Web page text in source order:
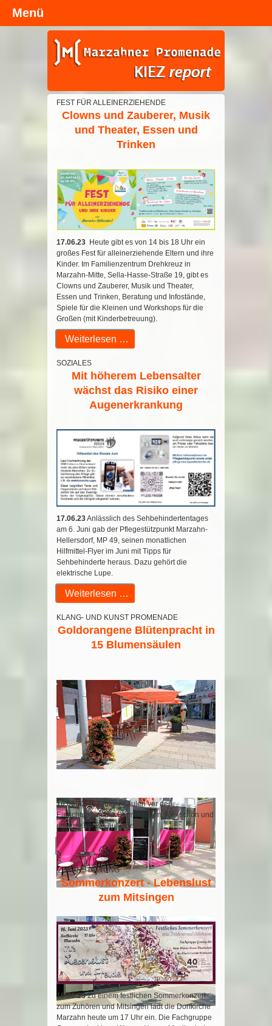
Kopfzeile
FEST FÜR ALLEINERZIEHENDE
Clowns und Zauberer, Musik
und Theater, Essen und
Trinken
17.06.23 Heute gibt es von 14 bis 18 Uhr ein
großes Fest für alleinerziehende Eltern und ihre
Kinder. Im Familienzentrum Drehkreuz in
Marzahn-Mitte, Sella-Hasse-Straße 19, gibt es
Clowns und Zauberer, Musik und Theater,
Essen und Trinken, Beratung und Infostände,
Spiele für die Kleinen und Workshops für die
Großen (mit Kinderbetreuung).
Weiterlesen …
SOZIALES
Mit höherem Lebensalter
wächst das Risiko einer
Augenerkrankung
17.06.23Anlässlich des Sehbehindertentages
am 6. Juni gab der Pflegestützpunkt Marzahn-
Hellersdorf, MP 49, seinen monatlichen
Hilfmittel-Flyer im Juni mit Tipps für
Sehbehinderte heraus. Dazu gehört die
elektrische Lupe.
Weiterlesen …
KLANG- UND KUNST PROMENADE
Goldorangene Blütenpracht in
15 Blumensäulen
16.06.2315 Blumensäulen vor den
Einrichtungen der Blumenpaten. Alle schön und
unversehrt. Bis auf eine.
Weiterlesen …
VERANSTALTUNG
Sommerkonzert - Lebenslust
zum Mitsingen
16.06.23Zu einem festlichen Sommerkonzert
zum Zuhören und Mitsingen lädt die Dorfkirche
Marzahn heute um 17 Uhr ein. Die Fachgruppe
Menü